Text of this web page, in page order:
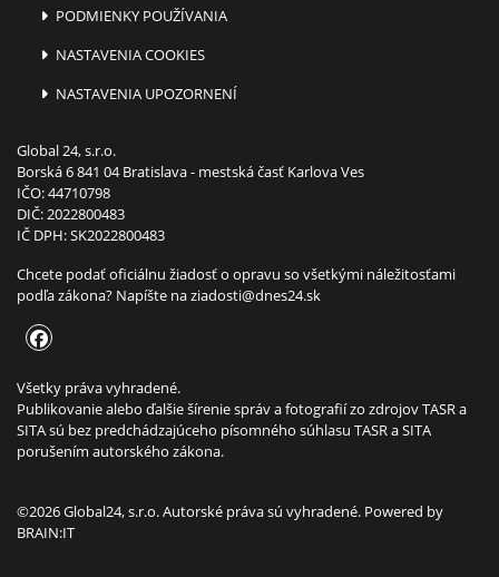
PODMIENKY POUŽÍVANIA
NASTAVENIA COOKIES
NASTAVENIA UPOZORNENÍ
Global 24, s.r.o.
Borská 6 841 04 Bratislava - mestská časť Karlova Ves
IČO: 44710798
DIČ: 2022800483
IČ DPH: SK2022800483
Chcete podať oficiálnu žiadosť o opravu so všetkými náležitosťami
podľa zákona? Napíšte naziadosti@dnes24.sk
Všetky práva vyhradené.
Publikovanie alebo ďalšie šírenie správ a fotografií zo zdrojov TASR a
SITA sú bez predchádzajúceho písomného súhlasu TASR a SITA
porušením autorského zákona.
©2026 Global24, s.r.o. Autorské práva sú vyhradené. Powered by
BRAIN:IT